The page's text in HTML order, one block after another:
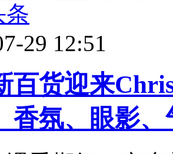
条
29 12:51
百货迎来
香氛、眼影